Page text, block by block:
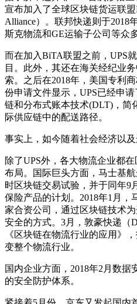
宣布加入了全球区块链货运联盟
Alliance）。联邦快递则于2018
斯克物流和GE运输子公司等众
而在加入BiTA联盟之前，UPS
目。此外，其还在海关经纪业
索。之后在2018年，美国专利
份申请文件显示，UPS已经申
链和分布式账本技术(DLT)，简
际供应链中的配送路径。
事实上，如今随着社会经济以及
除了UPS外，各大物流企业都
布局。国际巨头方面，马士基
时区块链交易试验，并于同年9
保险产品的计划。2018年1月，
家合资公司，通过区块链技术
安全的方式。3月，敦豪快递（
《区块链在物流行业的应用》
变整个物流行业。
国内企业方面，2018年2月 数据
的安全防护体系。